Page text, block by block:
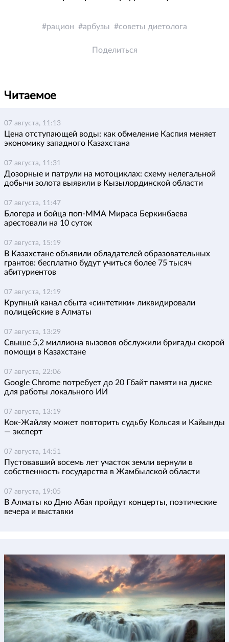
рацион арбузы советы диетолога
Поделиться
Читаемое
07 августа, 11:13
Цена отступающей воды: как обмеление Каспия меняет
экономику западного Казахстана
07 августа, 11:31
Дозорные и патрули на мотоциклах: схему нелегальной
добычи золота выявили в Кызылординской области
07 августа, 11:47
Блогера и бойца поп-ММА Мираса Беркинбаева
арестовали на 10 суток
07 августа, 15:19
В Казахстане объявили обладателей образовательных
грантов: бесплатно будут учиться более 75 тысяч
абитуриентов
07 августа, 12:19
Крупный канал сбыта «синтетики» ликвидировали
полицейские в Алматы
07 августа, 13:29
Свыше 5,2 миллиона вызовов обслужили бригады скорой
помощи в Казахстане
07 августа, 22:06
Google Chrome потребует до 20 Гбайт памяти на диске
для работы локального ИИ
07 августа, 13:19
Кок-Жайляу может повторить судьбу Кольсая и Кайынды
— эксперт
07 августа, 14:51
Пустовавший восемь лет участок земли вернули в
собственность государства в Жамбылской области
07 августа, 19:05
В Алматы ко Дню Абая пройдут концерты, поэтические
вечера и выставки